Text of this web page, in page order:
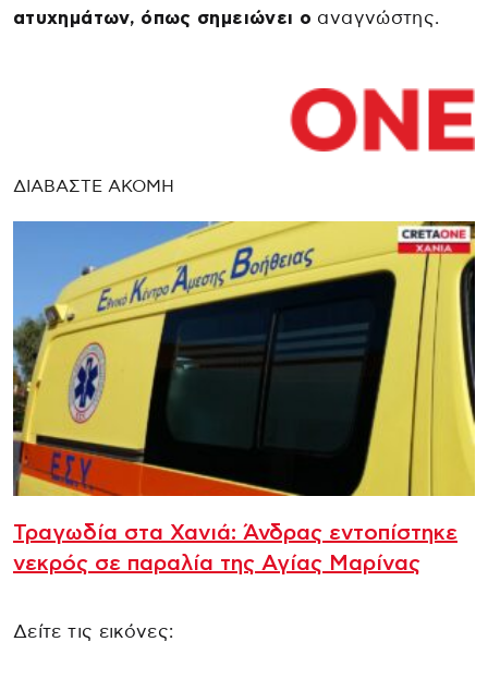
ατυχημάτων, όπως σημειώνει ο αναγνώστης.
ΔΙΑΒΑΣΤΕ ΑΚΟΜΗ
Τραγωδία στα Χανιά: Άνδρας εντοπίστηκε
νεκρός σε παραλία της Αγίας Μαρίνας
Δείτε τις εικόνες: